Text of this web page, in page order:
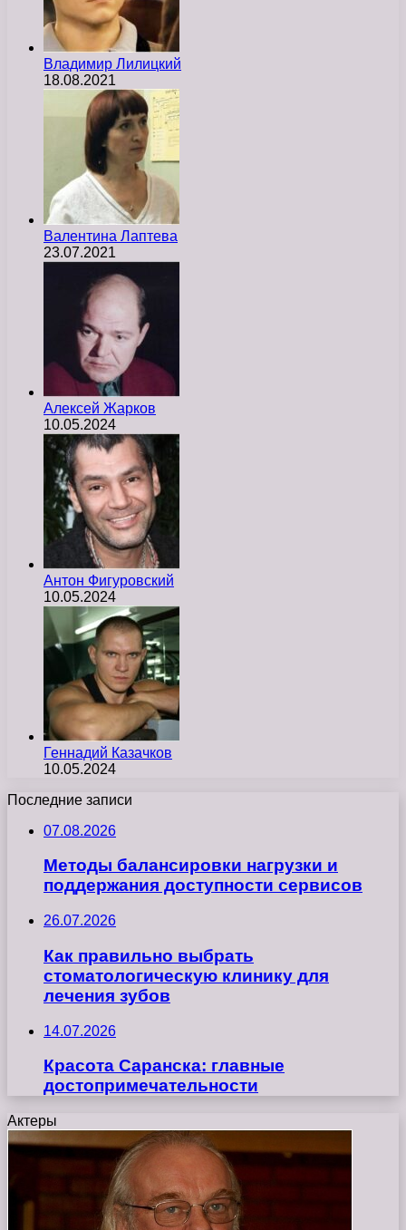
Владимир Лилицкий
18.08.2021
Валентина Лаптева
23.07.2021
Алексей Жарков
10.05.2024
Антон Фигуровский
10.05.2024
Геннадий Казачков
10.05.2024
Последние записи
07.08.2026
Методы балансировки нагрузки и
поддержания доступности сервисов
26.07.2026
Как правильно выбрать
стоматологическую клинику для
лечения зубов
14.07.2026
Красота Саранска: главные
достопримечательности
Актеры